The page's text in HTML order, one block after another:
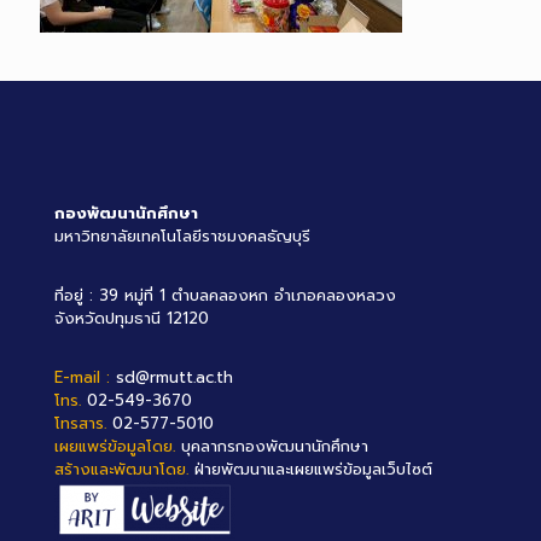
กองพัฒนานักศึกษา
มหาวิทยาลัยเทคโนโลยีราชมงคลธัญบุรี
ที่อยู่ : 39 หมู่ที่ 1 ตำบลคลองหก อำเภอคลองหลวง
จังหวัดปทุมธานี 12120
E-mail : sd@rmutt.ac.th
โทร. 02-549-3670
โทรสาร. 02-577-5010
เผยแพร่ข้อมูลโดย. บุคลากรกองพัฒนานักศึกษา
สร้างและพัฒนาโดย. ฝ่ายพัฒนาและเผยแพร่ข้อมูลเว็บไซต์